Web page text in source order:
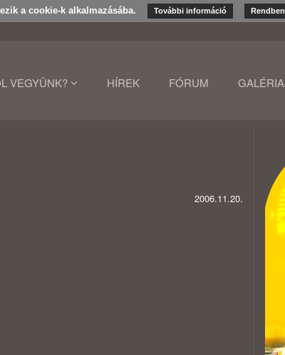
a cookie-k alkalmazásába. További információ Rendben
VEGYÜNK? HÍREK FÓRUM GALÉRIA
2006.11.20.